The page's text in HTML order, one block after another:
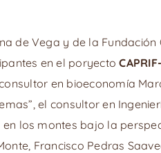
de Vega y de la Fundación
en el poryecto
en bioeconomía
el consultor en
los montes bajo la
Francisco Pedras